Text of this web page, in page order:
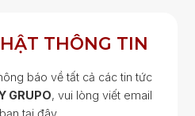
THÔNG TIN
báo về tất cả các tin tức
GRUPO, vui lòng viết email